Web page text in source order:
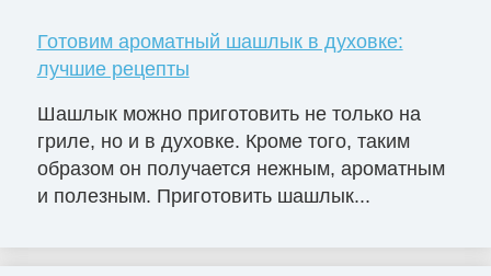
Готовим ароматный шашлык в духовке:
лучшие рецепты
Шашлык можно приготовить не только на
гриле, но и в духовке. Кроме того, таким
образом он получается нежным, ароматным
и полезным. Приготовить шашлык...